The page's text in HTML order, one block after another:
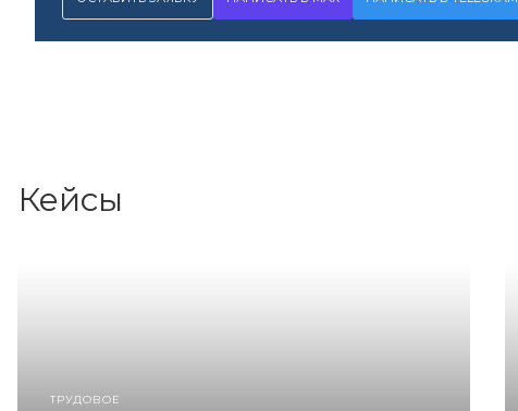
Кейсы
ТРУДОВОЕ